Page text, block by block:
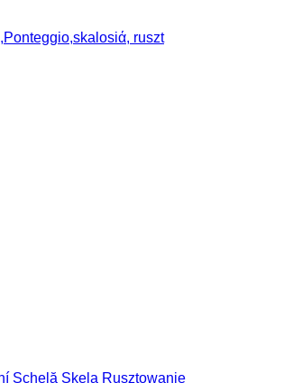
ruszt
Schelă Skela Rusztowanie